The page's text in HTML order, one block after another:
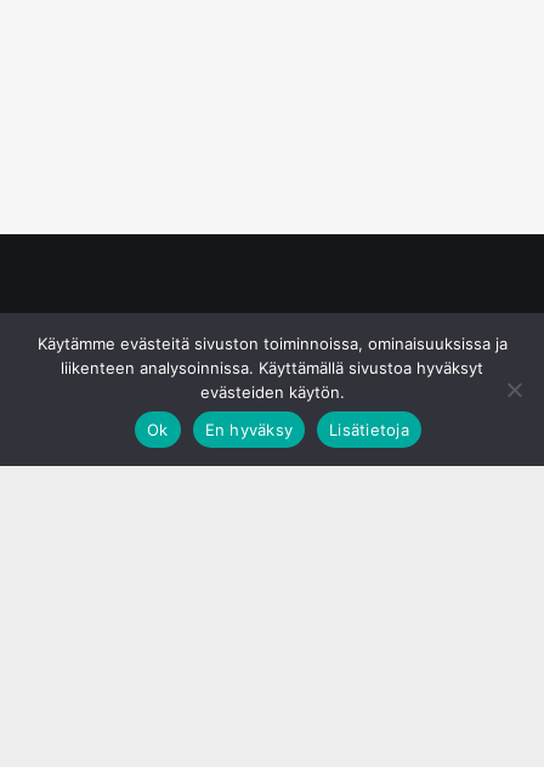
Käytämme evästeitä sivuston toiminnoissa, ominaisuuksissa ja
liikenteen analysoinnissa. Käyttämällä sivustoa hyväksyt
evästeiden käytön.
Ok
En hyväksy Lisätietoja